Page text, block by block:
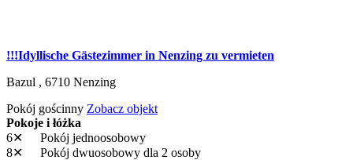
!!!Idyllische Gästezimmer in Nenzing zu vermieten
Bazul , 6710 Nenzing
Pokój gościnny Zobacz objekt
Pokoje i łóżka
6✕
Pokój jednoosobowy
8✕
Pokój dwuosobowy dla 2 osoby